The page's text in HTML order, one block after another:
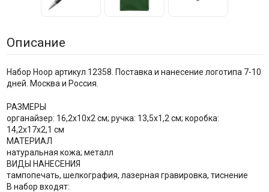
Описание
Набор Hoop артикул 12358. Поставка и нанесение логотипа 7-10
дней. Москва и Россия.
РАЗМЕРЫ
органайзер: 16,2х10х2 см; ручка: 13,5х1,2 см; коробка:
14,2х17х2,1 см
МАТЕРИАЛ
натуральная кожа; металл
ВИДЫ НАНЕСЕНИЯ
тампопечать, шелкография, лазерная гравировка, тиснение
В набор входят: